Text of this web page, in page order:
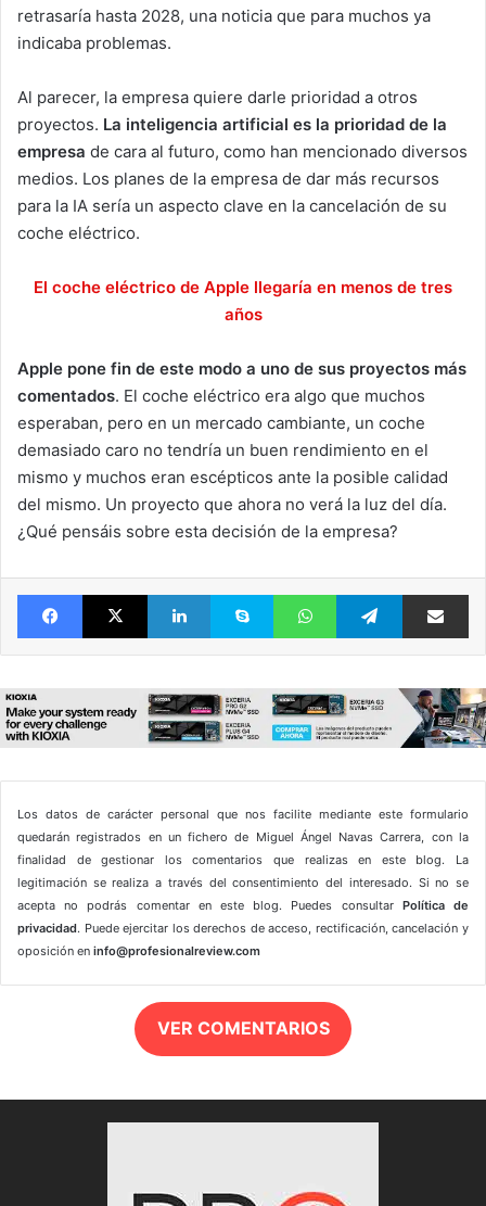
retrasaría hasta 2028, una noticia que para muchos ya
indicaba problemas.
Al parecer, la empresa quiere darle prioridad a otros
proyectos. La inteligencia artificial es la prioridad de la
empresa de cara al futuro, como han mencionado diversos
medios. Los planes de la empresa de dar más recursos
para la IA sería un aspecto clave en la cancelación de su
coche eléctrico.
El coche eléctrico de Apple llegaría en menos de tres
años
Apple pone fin de este modo a uno de sus proyectos más
comentados. El coche eléctrico era algo que muchos
esperaban, pero en un mercado cambiante, un coche
demasiado caro no tendría un buen rendimiento en el
mismo y muchos eran escépticos ante la posible calidad
del mismo. Un proyecto que ahora no verá la luz del día.
¿Qué pensáis sobre esta decisión de la empresa?
FacebookX LinkedIn Skype WhatsAppTelegram
Los datos de carácter personal que nos facilite mediante este formulario
quedarán registrados en un fichero de Miguel Ángel Navas Carrera, con la
finalidad de gestionar los comentarios que realizas en este blog. La
legitimación se realiza a través del consentimiento del interesado. Si no se
acepta no podrás comentar en este blog. Puedes consultar Política de
privacidad. Puede ejercitar los derechos de acceso, rectificación, cancelación y
oposición en info@profesionalreview.com
VER COMENTARIOS